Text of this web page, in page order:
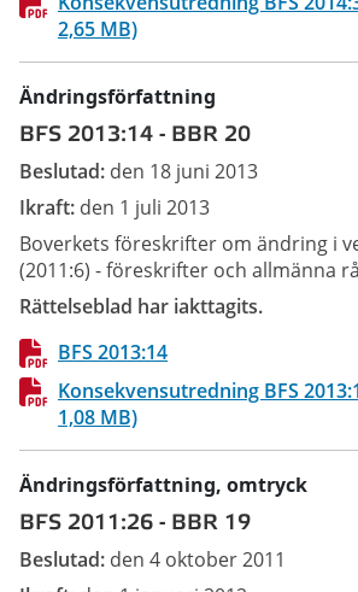
2,65 MB)
Ändringsförfattning
BFS 2013:14 - BBR 20
Beslutad: den 18 juni 2013
Ikraft: den 1 juli 2013
Boverkets föreskrifter om ändring i
(2011:6) - föreskrifter och allmänna
Rättelseblad har iakttagits.
BFS 2013:14
Konsekvensutredning BFS
1,08 MB)
Ändringsförfattning, omtryck
BFS 2011:26 - BBR 19
Beslutad: den 4 oktober 2011